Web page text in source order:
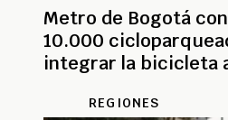
Metro de Bogotá
10.000
integrar la bicicleta
REGIONES